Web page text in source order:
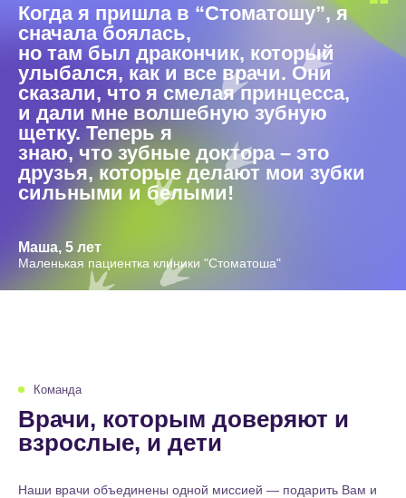
Когда я пришла в “Стоматошу”, я
сначала боялась,
но там был дракончик, который
улыбался, как и все врачи. Они
сказали, что я смелая принцесса,
и дали мне волшебную зубную
щетку. Теперь я
знаю, что зубные доктора – это
друзья, которые делают мои зубки
сильными и белыми!
Маша, 5 лет
Маленькая пациентка клиники "Стоматоша"
Команда
Врачи, которым доверяют и
взрослые, и дети
Наши врачи объединены одной миссией — подарить Вам и